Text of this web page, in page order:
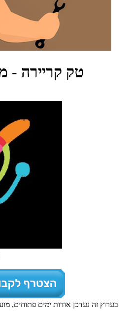
טק קריירה -
בערוץ זה נעדכן אודות ימים פתוחים,